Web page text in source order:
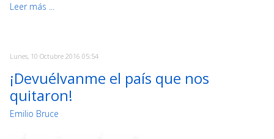
Leer más ...
Lunes, 10 Octubre 2016 05:54
¡Devuélvanme el país que nos
quitaron!
Emilio Bruce